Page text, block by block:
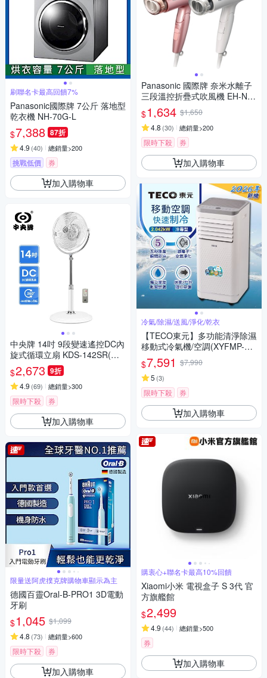
刷聯名卡最高回饋7%
Panasonic國際牌 7公斤 落地型
乾衣機 NH-70G-L
$7,388 87折
4.9 (40) 總銷量>200
挑戰低價 券
加入購物車
中央牌 14吋 9段變速遙控DC內
旋式循環立扇 KDS-142SR(絢
麗白)
$2,673 9折
4.9 (69) 總銷量>300
限時下殺 券
加入購物車
限量送阿虎撲克牌購物車顯示為主
德國百靈Oral-B-PRO1 3D電動
牙刷
$1,045 $1,099
4.8 (73) 總銷量>600
限時下殺 券
加入購物車
Panasonic 國際牌 奈米水離子
三段溫控折疊式吹風機 EH-NA
27
$1,634 $1,650
4.8 (30) 總銷量>200
限時下殺 券
加入購物車
冷氣/除濕/送風/淨化/乾衣
【TECO東元】多功能清淨除濕
移動式冷氣機/空調(XYFMP-23
04FC)
$7,591 $7,990
5 (3)
限時下殺 券
加入購物車
購衷心+聯名卡最高10%回饋
Xiaomi小米 電視盒子 S 3代 官
方旗艦館
$2,499
4.9 (44) 總銷量>500
券
加入購物車